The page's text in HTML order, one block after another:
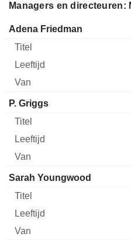
Managers en directeuren:
Bedrijfsleider Titel
Adena Friedman
P. Griggs
Sarah Youngwood